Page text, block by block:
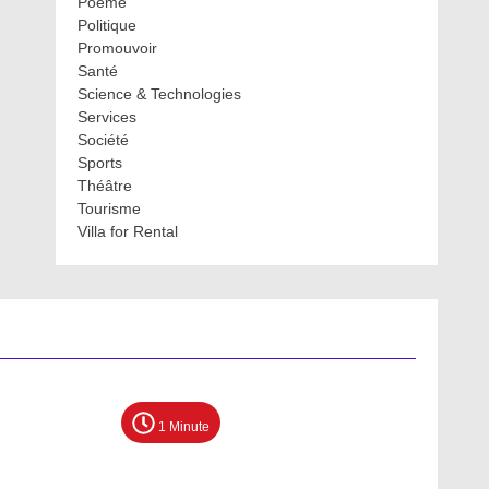
Politique
Promouvoir
Santé
Science & Technologies
Services
Société
Sports
Théâtre
Tourisme
Villa for Rental
1 Minute